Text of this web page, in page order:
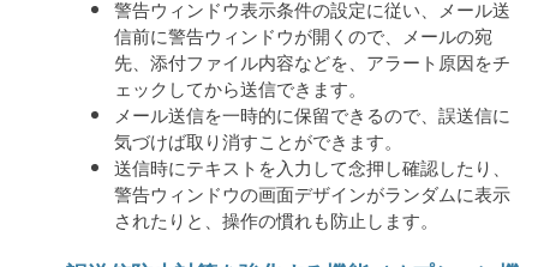
警告ウィンドウ表示条件の設定に従い、メール送
信前に警告ウィンドウが開くので、メールの宛
先、添付ファイル内容などを、アラート原因をチ
ェックしてから送信できます。
メール送信を一時的に保留できるので、誤送信に
気づけば取り消すことができます。
送信時にテキストを入力して念押し確認したり、
警告ウィンドウの画面デザインがランダムに表示
されたりと、操作の慣れも防止します。